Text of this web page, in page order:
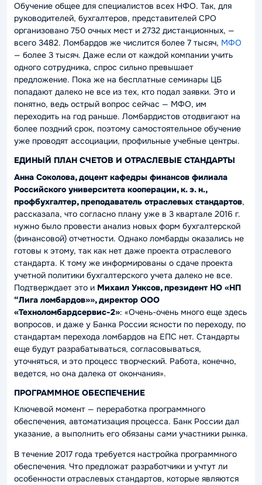
Обучение общее для специалистов всех НФО. Так, для
руководителей, бухгалтеров, представителей СРО
организовано 750 очных мест и 2732 дистанционных, —
всего 3482. Ломбардов же числится более 7 тысяч, МФО
— более 3 тысяч. Даже если от каждой компании учить
одного сотрудника, спрос сильно превышает
предложение. Пока же на бесплатные семинары ЦБ
попадают далеко не все из тех, кто подал заявки. Это и
понятно, ведь острый вопрос сейчас — МФО, им
переходить на год раньше. Ломбардистов отодвигают на
более поздний срок, поэтому самостоятельное обучение
уже проводят ассоциации, профильные учебные центры.
ЕДИНЫЙ ПЛАН СЧЕТОВ И ОТРАСЛЕВЫЕ СТАНДАРТЫ
Анна Соколова, доцент кафедры финансов филиала
Российского университета кооперации, к. э. н.,
профбухгалтер, преподаватель отраслевых стандартов,
рассказала, что согласно плану уже в 3 квартале 2016 г.
нужно было провести анализ новых форм бухгалтерской
(финансовой) отчетности. Однако ломбарды оказались не
готовы к этому, так как нет даже проекта отраслевого
стандарта. К тому же информированы о сдаче проекта
учетной политики бухгалтерского учета далеко не все.
Подтверждает это и Михаил Унксов, президент НО «НП
“Лига ломбардов»», директор ООО
«Техноломбардсервис-2»: «Очень-очень много еще здесь
вопросов, и даже у Банка России ясности по переходу, по
стандартам перехода ломбардов на ЕПС нет. Стандарты
еще будут разрабатываться, согласовываться,
уточняться, и это процесс творческий. Работа, конечно,
ведется, но она далека от окончания».
ПРОГРАММНОЕ ОБЕСПЕЧЕНИЕ
Ключевой момент — переработка программного
обеспечения, автоматизация процесса. Банк России дал
указание, а выполнить его обязаны сами участники рынка.
В течение 2017 года требуется настройка программного
обеспечения. Что предложат разработчики и учтут ли
особенности отраслевых стандартов, которые являются